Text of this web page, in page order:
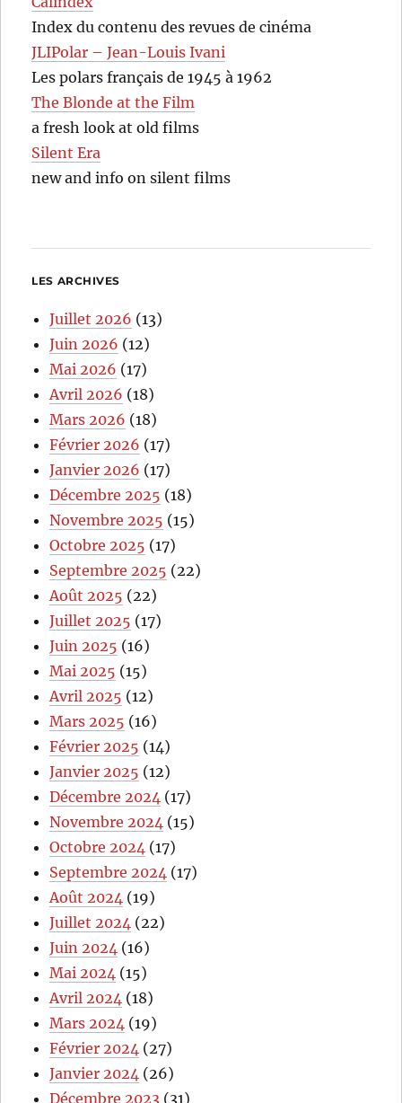
Index du contenu des revues de cinéma
JLIPolar – Jean-Louis Ivani
Les polars français de 1945 à 1962
The Blonde at the Film
a fresh look at old films
Silent Era
new and info on silent films
LES ARCHIVES
Juillet 2026 (13)
Juin 2026 (12)
Mai 2026 (17)
Avril 2026 (18)
Mars 2026 (18)
Février 2026 (17)
Janvier 2026 (17)
Décembre 2025 (18)
Novembre 2025 (15)
Octobre 2025 (17)
Septembre 2025 (22)
Août 2025 (22)
Juillet 2025 (17)
Juin 2025 (16)
Mai 2025 (15)
Avril 2025 (12)
Mars 2025 (16)
Février 2025 (14)
Janvier 2025 (12)
Décembre 2024 (17)
Novembre 2024 (15)
Octobre 2024 (17)
Septembre 2024 (17)
Août 2024 (19)
Juillet 2024 (22)
Juin 2024 (16)
Mai 2024 (15)
Avril 2024 (18)
Mars 2024 (19)
Février 2024 (27)
Janvier 2024 (26)
Décembre 2023 (31)